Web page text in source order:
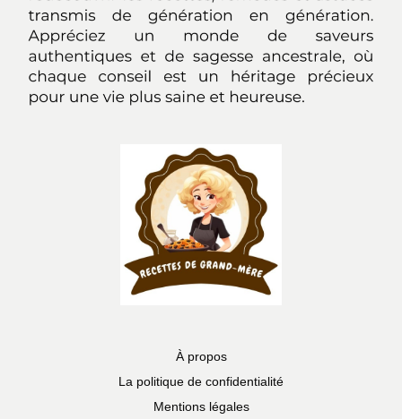
À propos
La politique de confidentialité
Mentions légales